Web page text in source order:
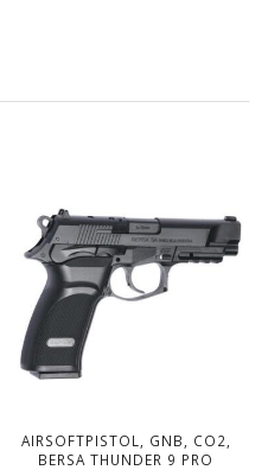
AIRSOFTPISTOL, GNB, CO2,
BERSA THUNDER 9 PRO